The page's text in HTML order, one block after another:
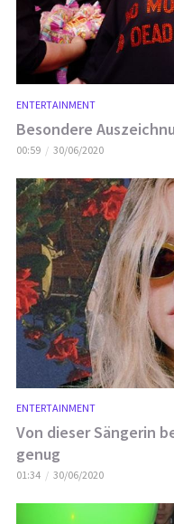
ENTERTAINMENT
Besondere
00:59 30/06/2020
ENTERTAINMENT
Von dieser Sängerin
genug
01:34 30/06/2020